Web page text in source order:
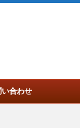
い合わせ